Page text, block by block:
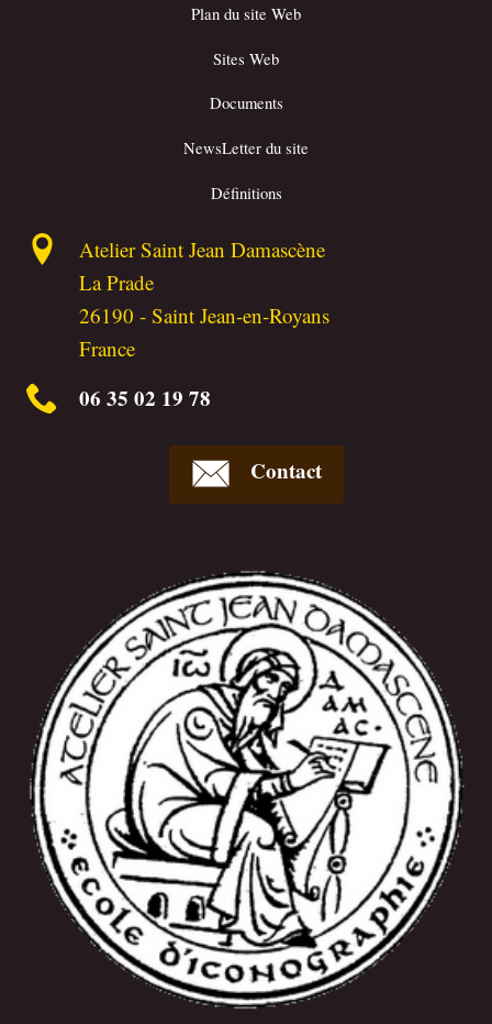
Plan du site Web
Sites Web
Documents
NewsLetter du site
Définitions
Atelier Saint Jean Damascène
La Prade
26190 -Saint Jean-en-Royans
France
06 35 02 19 78
Contact